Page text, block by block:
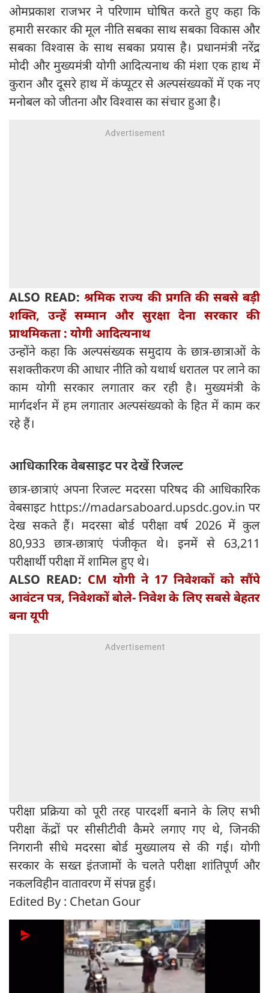
ओमप्रकाश राजभर ने परिणाम घोषित करते हुए कहा कि
हमारी सरकार की मूल नीति सबका साथ सबका विकास और
सबका विश्वास के साथ सबका प्रयास है। प्रधानमंत्री नरेंद्र
मोदी और मुख्यमंत्री योगी आदित्यनाथ की मंशा एक हाथ में
कुरान और दूसरे हाथ में कंप्यूटर से अल्पसंख्यकों में एक नए
मनोबल को जीतना और विश्वास का संचार हुआ है।
ALSO READ:श्रमिक राज्य की प्रगति की सबसे बड़ी
शक्ति, उन्हें सम्मान और सुरक्षा देना सरकार की
प्राथमिकता : योगी आदित्यनाथ
उन्होंने कहा कि अल्पसंख्यक समुदाय के छात्र-छात्राओं के
सशक्तीकरण की आधार नीति को यथार्थ धरातल पर लाने का
काम योगी सरकार लगातार कर रही है। मुख्यमंत्री के
मार्गदर्शन में हम लगातार अल्पसंख्यको के हित में काम कर
रहे हैं।
आधिकारिक वेबसाइट पर देखें रिजल्ट
छात्र-छात्राएं अपना रिजल्ट मदरसा परिषद की आधिकारिक
वेबसाइट https://madarsaboard.upsdc.gov.in पर
देख सकते हैं। मदरसा बोर्ड परीक्षा वर्ष 2026 में कुल
80,933 छात्र-छात्राएं पंजीकृत थे। इनमें से 63,211
परीक्षार्थी परीक्षा में शामिल हुए थे।
ALSO READ: CM योगी ने 17 निवेशकों को सौंपे
आवंटन पत्र, निवेशकों बोले- निवेश के लिए सबसे बेहतर
बना यूपी
परीक्षा प्रक्रिया को पूरी तरह पारदर्शी बनाने के लिए सभी
परीक्षा केंद्रों पर सीसीटीवी कैमरे लगाए गए थे, जिनकी
निगरानी सीधे मदरसा बोर्ड मुख्यालय से की गई। योगी
सरकार के सख्त इंतजामों के चलते परीक्षा शांतिपूर्ण और
नकलविहीन वातावरण में संपन्न हुई।
Edited By : Chetan Gour